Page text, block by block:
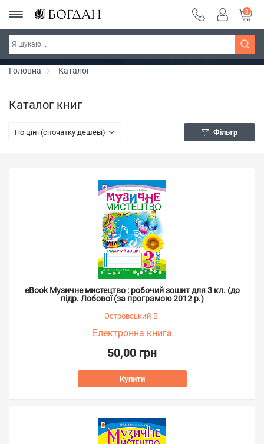
РОЗПРОДАЖ ~ 150 грн ~ 200 грн ~ 250 грн ~
300 грн ~ РОЗПРОДАЖ
Дізнатись більше
0
Головна Каталог
Каталог книг
По ціні (спочатку дешеві) Фільтр
eBook Музичне мистецтво : робочий зошит для 3 кл. (до
підр. Лобової (за програмою 2012 р.)
Островський В.
Електронна книга
50,00 грн
Купити